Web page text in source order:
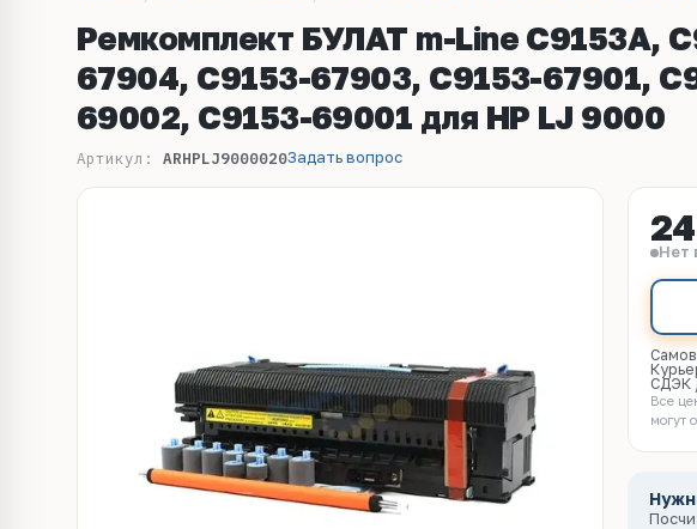
Ремкомплект БУЛАТ m-Line C9153A,
67904, C9153-67903, C9153-67901,
69002, C9153-69001 для HP LJ 9000
Артикул: ARHPLJ9000020Задать вопрос
Нет
СДЭК
Все
могут